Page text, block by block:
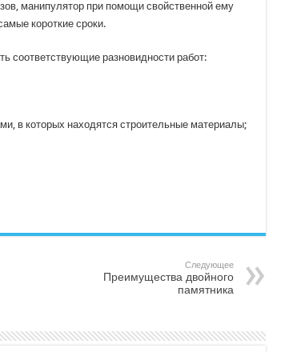
манипулятор при помощи свойственной ему
короткие сроки.
соответствующие разновидности работ:
в которых находятся строительные материалы;
Следующее
Преимущества двойного
памятника